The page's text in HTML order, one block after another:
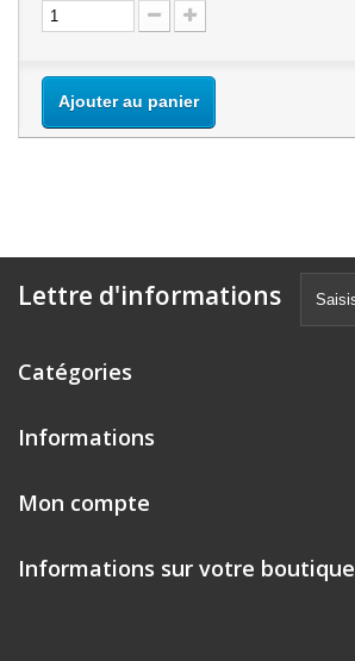
Ajouter au panier
Lettre d'informations
Catégories
Informations
Mon compte
Informations sur votre boutique